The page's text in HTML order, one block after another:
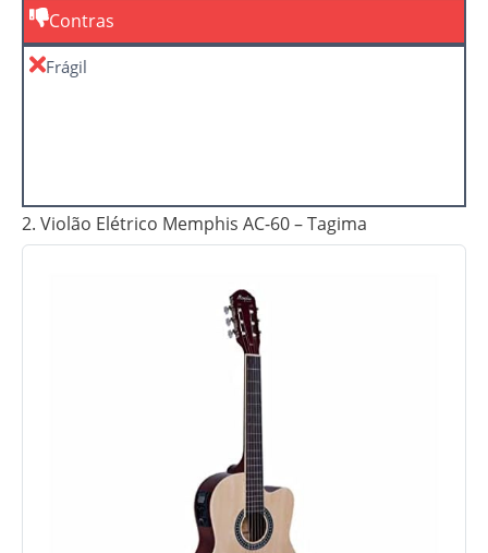
Contras
Frágil
2. Violão Elétrico Memphis AC-60 – Tagima